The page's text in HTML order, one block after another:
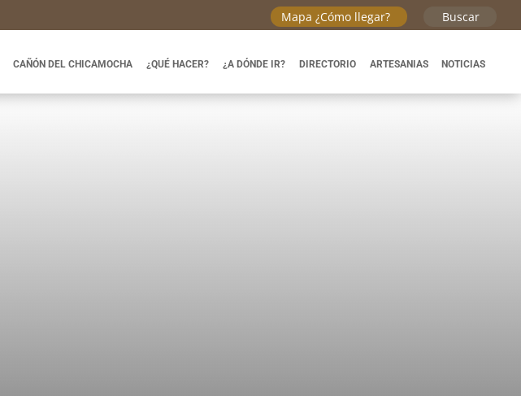
Buscar
Mapa ¿Cómo llegar?
CAÑÓN DEL CHICAMOCHA ¿QUÉ HACER? ¿A DÓNDE IR? DIRECTORIO ARTESANIAS NOTICIAS